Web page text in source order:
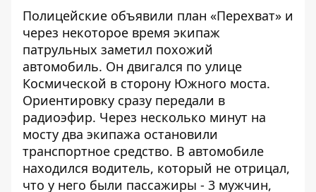
Полицейские объявили план «Перехват» и
через некоторое время экипаж
патрульных заметил похожий
автомобиль. Он двигался по улице
Космической в ​​сторону Южного моста.
Ориентировку сразу передали в
радиоэфир. Через несколько минут на
мосту два экипажа остановили
транспортное средство. В автомобиле
находился водитель, который не отрицал,
что у него были пассажиры - 3 мужчин,